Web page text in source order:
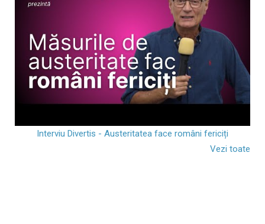
Interviu Divertis - Austeritatea face români fericiți
Vezi toate